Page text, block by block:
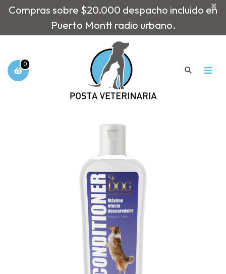
Compras sobre $20.000 despacho incluido en
Puerto Montt radio urbano.
×
0